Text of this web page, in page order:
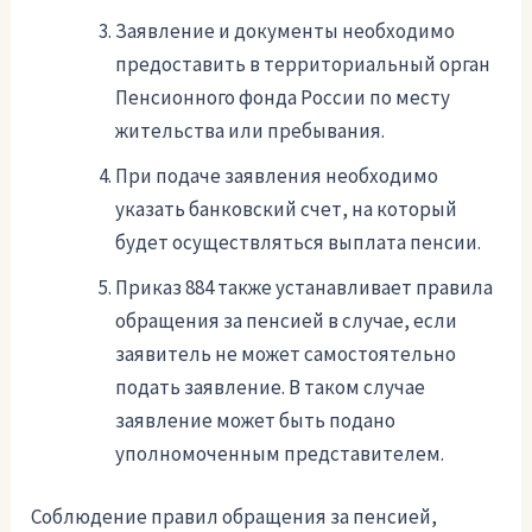
Заявление и документы необходимо
предоставить в территориальный орган
Пенсионного фонда России по месту
жительства или пребывания.
При подаче заявления необходимо
указать банковский счет, на который
будет осуществляться выплата пенсии.
Приказ 884 также устанавливает правила
обращения за пенсией в случае, если
заявитель не может самостоятельно
подать заявление. В таком случае
заявление может быть подано
уполномоченным представителем.
Соблюдение правил обращения за пенсией,